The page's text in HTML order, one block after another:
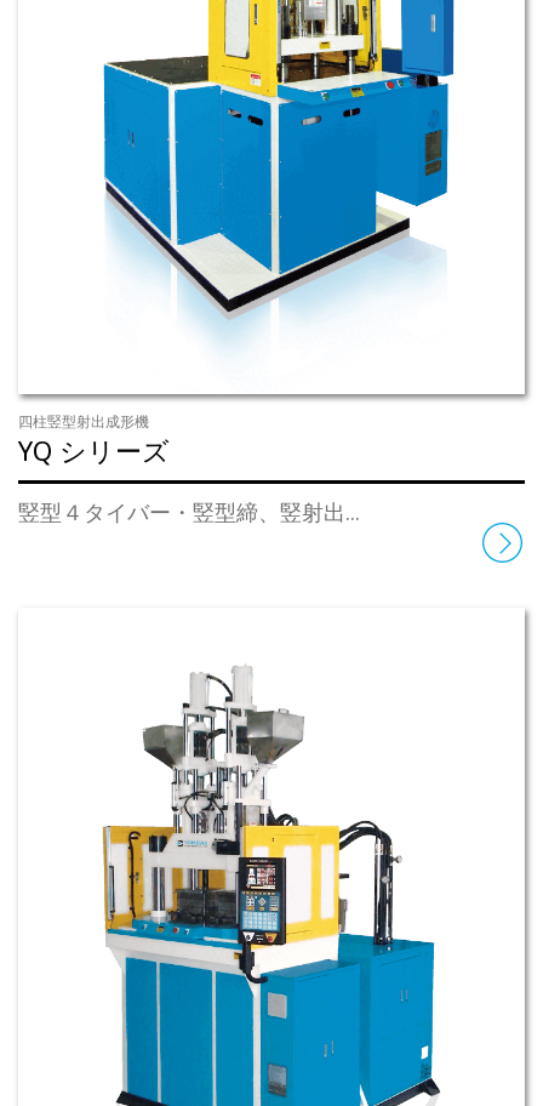
四柱竪型射出成形機
YQ シリーズ
竪型４タイバー・竪型締、竪射出...